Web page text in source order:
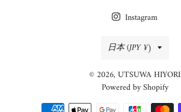
Instagram
国/
地
域
日本 (JPY ¥)
© 2026, UTSUWA HIYORI
Powered by Shopify